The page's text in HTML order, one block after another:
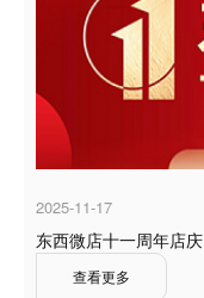
2025-11-17
东西微店十一周年店庆
查看更多